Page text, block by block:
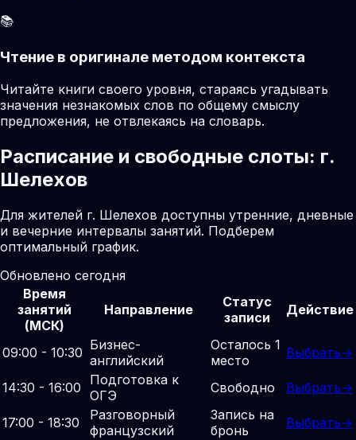
📚
Чтение в оригинале методом контекста
Читайте книги своего уровня, стараясь угадывать
значения незнакомых слов по общему смыслу
предложения, не отвлекаясь на словарь.
Расписание и свободные слоты: г.
Шелехов
Для жителей г. Шелехов доступны утренние, дневные
и вечерние интервалы занятий. Подберем
оптимальный график.
Обновлено сегодня
Время
занятий
(МСК)
Направление
Статус
записи
Действие
09:00 - 10:30 Бизнес-
английский
Осталось 1
место
Выбрать→
14:30 - 16:00
Подготовка к
ОГЭ
Свободно Выбрать→
17:00 - 18:30
Разговорный
французский
Запись на
бронь
Выбрать→